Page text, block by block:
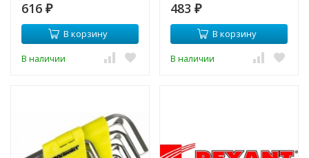
кольце
616 ₽
В корзину
В наличии
кольце
483 ₽
В корзину
В наличии